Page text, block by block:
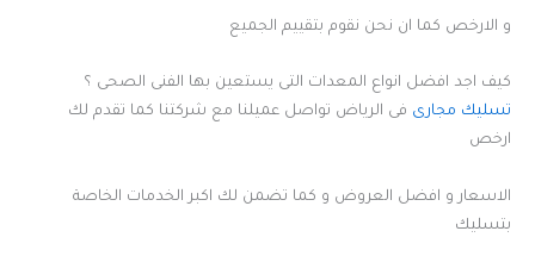
و الارخص كما ان نحن نقوم بتقييم الجميع
كيف اجد افضل انواع المعدات التى يستعين بها الفنى الصحى ؟
تسليك مجارى فى الرياض تواصل عميلنا مع شركتنا كما تقدم لك
ارخص
الاسعار و افضل العروض و كما تضمن لك اكبر الخدمات الخاصة
بتسليك